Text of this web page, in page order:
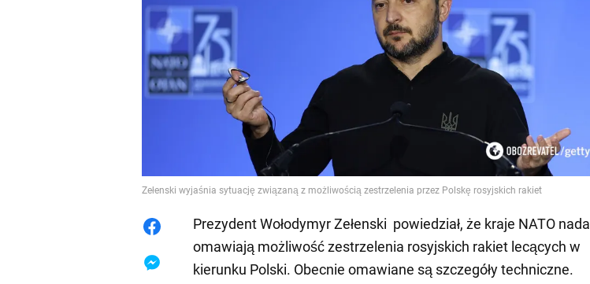
Zełenski wyjaśnia sytuację związaną z możliwością zestrzelenia przez Polskę rosyjskich rakiet
Prezydent Wołodymyr Zełenski powiedział, że kraje NATO nadal
omawiają możliwość zestrzelenia rosyjskich rakiet lecących w
kierunku Polski. Obecnie omawiane są szczegóły techniczne.